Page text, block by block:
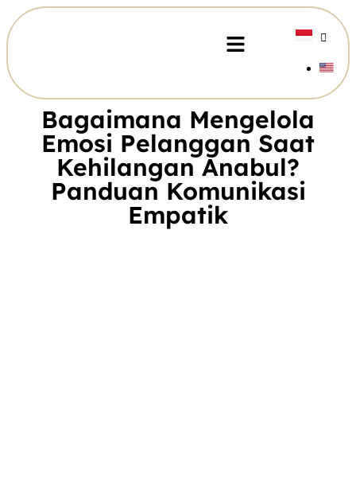
Bagaimana Mengelola
Emosi Pelanggan Saat
Kehilangan Anabul?
Panduan Komunikasi
Empatik